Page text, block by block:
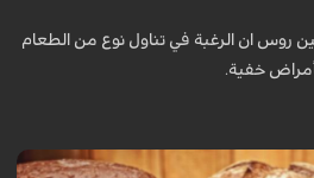
روس ان الرغبة في تناول نوع من الطعام
خفية.